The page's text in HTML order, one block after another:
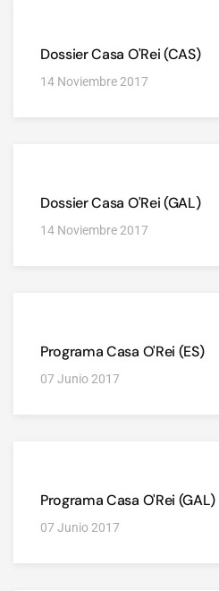
Dossier Casa O'Rei (CAS)
14 Noviembre 2017
Dossier Casa O'Rei (GAL)
14 Noviembre 2017
Programa Casa O'Rei (ES)
07 Junio 2017
Programa Casa O'Rei (GAL)
07 Junio 2017